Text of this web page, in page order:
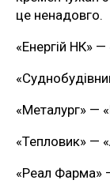
це ненадовго.
«Енергій НК»
«Металург» —
«Тепловик» —
«Реал Фарма»